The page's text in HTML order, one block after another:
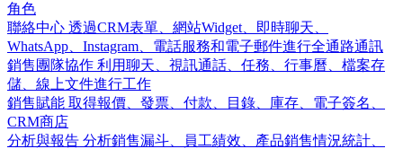
角色
聯絡中心 透過CRM表單、網站Widget、即時聊天、
WhatsApp、Instagram、電話服務和電子郵件進行全通路通訊
銷售團隊協作 利用聊天、視訊通話、任務、行事曆、檔案存
儲、線上文件進行工作
銷售賦能 取得報價、發票、付款、目錄、庫存、電子簽名、
CRM商店
分析與報告 分析銷售漏斗、員工績效、產品銷售情況統計、